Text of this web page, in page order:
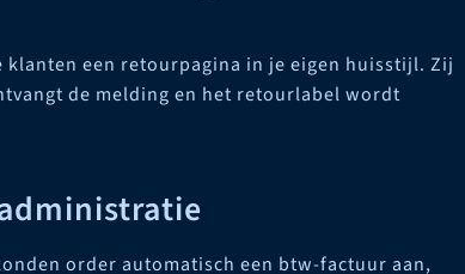
klanten een retourpagina in je eigen huisstijl. Zij
de melding en het retourlabel wordt
order automatisch een btw-factuur aan,